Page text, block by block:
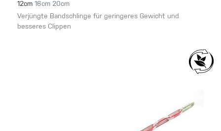
12cm 16cm 20cm
Verjüngte Bandschlinge für geringeres Gewicht und
besseres Clippen